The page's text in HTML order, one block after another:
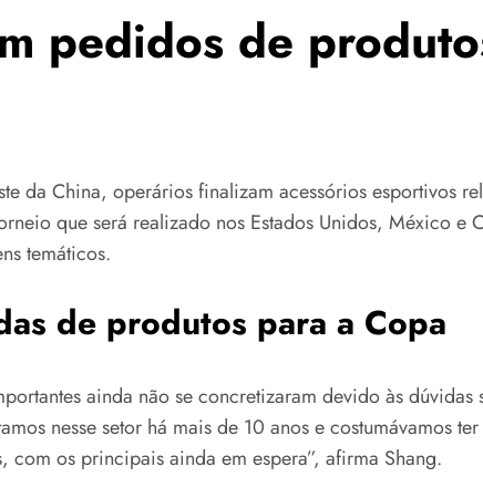
pedidos de
da China, operários finalizam acessórios esportivos
que será realizado nos Estados Unidos, México e
temáticos.
de produtos para a Copa
ainda não se concretizaram devido às
nesse setor há mais de 10 anos e costumávamos
com os principais ainda em espera”, afirma Shang.